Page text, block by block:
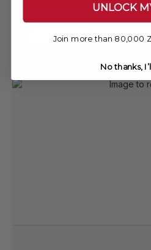
UNLOCK
Join more than 80,000
No thanks,